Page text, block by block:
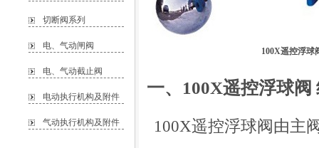
切断阀系列
电、气动闸阀
电、气动截止阀
电动执行机构及附件
气动执行机构及附件
100X遥控浮球
一、100X遥控浮球阀
100X遥控浮球阀由主